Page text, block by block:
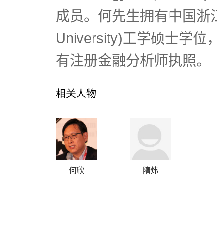
成员。何先生拥有中国
University)工学硕士学位
有注册金融分析师执照。
相关人物
何欣 隋炜